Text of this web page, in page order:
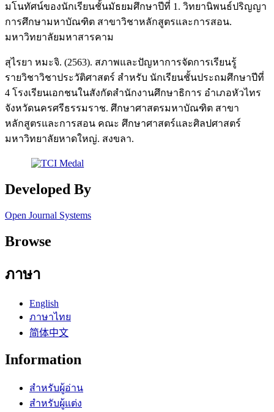
มโนทัศน์ของนักเรียนชั้นมัธยมศึกษาปีที่ 1. วิทยานิพนธ์ปริญญา
การศึกษามหาบัณฑิต สาขาวิชาหลักสูตรและการสอน.
มหาวิทยาลัยมหาสารคาม
สุไรยา หมะจิ. (2563). สภาพและปัญหาการจัดการเรียนรู้
รายวิชาวิชาประวัติศาสตร์ สำหรับ นักเรียนชั้นประถมศึกษาปีที่
4 โรงเรียนเอกชนในสังกัดสำนักงานศึกษาธิการ อำเภอหัวไทร
จังหวัดนครศรีธรรมราช. ศึกษาศาสตรมหาบัณฑิต สาขา
หลักสูตรและการสอน คณะ ศึกษาศาสตร์และศิลปศาสตร์
มหาวิทยาลัยหาดใหญ่. สงขลา.
Developed By
Open Journal Systems
Browse
ภาษา
English
ภาษาไทย
简体中文
Information
สำหรับผู้อ่าน
สำหรับผู้แต่ง